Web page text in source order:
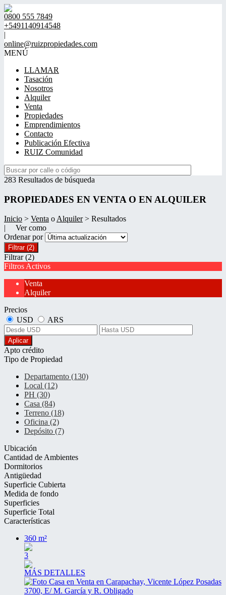
0800 555 7849
+5491140914548
|
online@ruizpropiedades.com
MENÚ
LLAMAR
Tasación
Nosotros
Alquiler
Venta
Propiedades
Emprendimientos
Contacto
Publicación Efectiva
RUIZ Comunidad
283 Resultados de búsqueda
PROPIEDADES EN VENTA O EN ALQUILER
Inicio > Venta oAlquiler> Resultados
| Ver como
Ordenar por
Filtrar (2)
Filtrar (2)
Filtros Activos
Venta
Alquiler
Precios
USD
ARS
Aplicar
Apto crédito
Tipo de Propiedad
Departamento (130)
Local (12)
PH (30)
Casa (84)
Terreno (18)
Oficina (2)
Depósito (7)
Ubicación
Cantidad de Ambientes
Dormitorios
Antigüedad
Superficie Cubierta
Medida de fondo
Superficies
Superficie Total
Características
360 m²
3
MÁS DETALLES